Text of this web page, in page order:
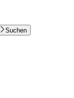
Suchen